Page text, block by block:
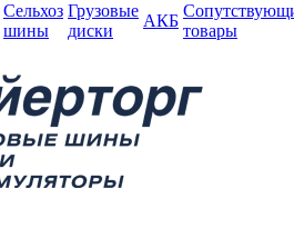
Сельхоз
шины
Грузовые
диски
АКБ
товары